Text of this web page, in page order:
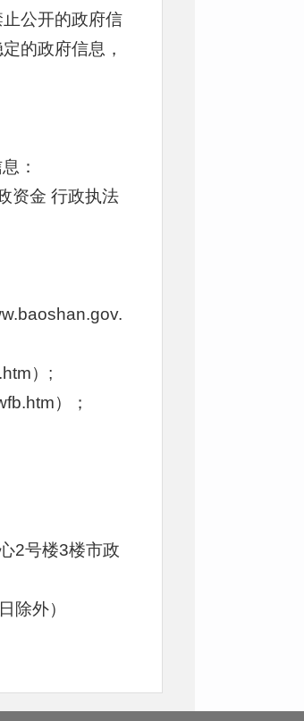
公开的政府信
的政府信息，
：
资金 行政执法
）;
）；
2号楼3楼市政
除外）